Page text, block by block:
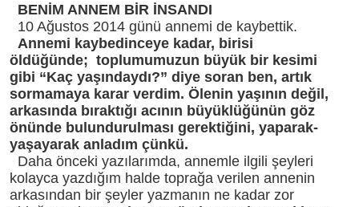
BENİM ANNEM BİR İNSANDI
10 Ağustos 2014 günü annemi de kaybettik.
Annemi kaybedinceye kadar, birisi
öldüğünde; toplumumuzun büyük bir kesimi
gibi “Kaç yaşındaydı?” diye soran ben, artık
sormamaya karar verdim. Ölenin yaşının değil,
arkasında bıraktığı acının büyüklüğünün göz
önünde bulundurulması gerektiğini, yaparak-
yaşayarak anladım çünkü.
Daha önceki yazılarımda, annemle ilgili şeyleri
kolayca yazdığım halde toprağa verilen annenin
arkasından bir şeyler yazmanın ne kadar zor